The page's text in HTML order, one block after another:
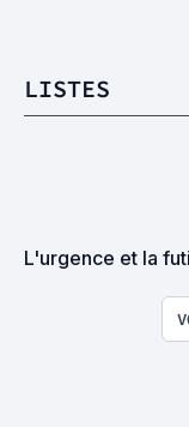
LISTES
L'urgence et la